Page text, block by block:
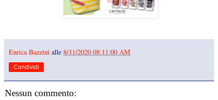
Enrica Bazzini alle 8/11/2020 08:11:00 AM
Condividi
Nessun commento: